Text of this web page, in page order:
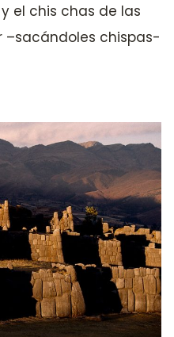
el chis chas de las
chispas-